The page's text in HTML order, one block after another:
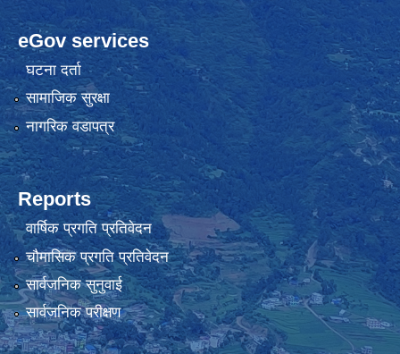
eGov services
घटना दर्ता
सामाजिक सुरक्षा
नागरिक वडापत्र
Reports
वार्षिक प्रगति प्रतिवेदन
चौमासिक प्रगति प्रतिवेदन
सार्वजनिक सुनुवाई
सार्वजनिक परीक्षण